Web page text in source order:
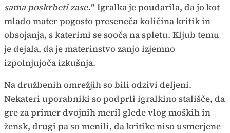
sama poskrbeti zase." Igralka je poudarila, da jo kot
mlado mater pogosto preseneča količina kritik in
obsojanja, s katerimi se sooča na spletu. Kljub temu
je dejala, da je materinstvo zanjo izjemno
izpolnjujoča izkušnja.
Na družbenih omrežjih so bili odzivi deljeni.
Nekateri uporabniki so podprli igralkino stališče, da
gre za primer dvojnih meril glede vlog moških in
žensk, drugi pa so menili, da kritike niso usmerjene